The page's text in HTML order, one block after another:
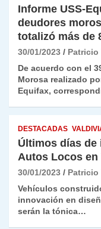
Informe USS-
deudores
totalizó más de
30/01/2023
Patricio
De acuerdo con el
Morosa realizado
Equifax,
DESTACADAS
Últimos días
Autos Locos en
30/01/2023
Patricio
Vehículos
innovación en
serán la tónica…